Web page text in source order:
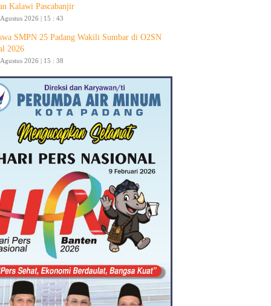
Kalawi Pascabanjir
2026 | 15 : 43
SMPN 25 Padang Wakili Sumbar di O2SN
2026
2026 | 15 : 38